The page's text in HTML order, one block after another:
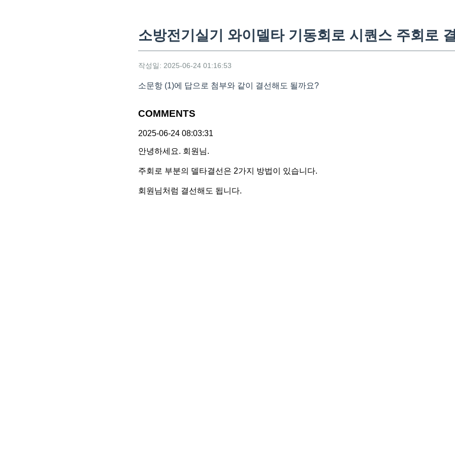
소방전기실기 와이델타 기동회로 시퀀스 주회로
작성일: 2025-06-24 01:16:53
소문항 (1)에 답으로 첨부와 같이 결선해도 될까요?
COMMENTS
2025-06-24 08:03:31
안녕하세요. 회원님.
주회로 부분의 델타결선은 2가지 방법이 있습니다.
회원님처럼 결선해도 됩니다.